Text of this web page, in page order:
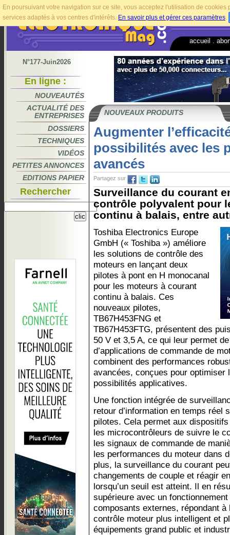
En poursuivant votre navigation sur ce site, vous acceptez l'utilisation de
services adaptés à vos centres d'intérêts. En savoir plus et gérer ces paramètres.
accueil
N°177-Juin2026
En ligne :
NOUVEAUTÉS
ACTUALITÉ DES
ENTREPRISES
DOSSIERS
TECHNIQUES
VIDÉOS
PETITES ANNONCES
EDITIONS PAPIER
Rechercher
NOUVEAUX PRODUITS
Augmenter
possibilités avec les
avancés
Partagez sur
Surveillance du courant
contrôle polyvalent pour
continu à balais, entre
Toshiba Electronics Europe
GmbH (« Toshiba ») améliore
les solutions de contrôle des
moteurs en lançant deux
pilotes à pont en H monocanal
pour les moteurs à courant
continu à balais. Ces
nouveaux pilotes,
TB67H453FNG et
TB67H453FTG, présentent des
50 V et 3,5 A, ce qui leur permet
d’applications de commande de
combinent des performances
avancées, conçues pour optimiser
possibilités applicatives.
Une fonction intégrée de
retour d’information en temps
pilotes. Cela permet aux
les microcontrôleurs de suivre le
les signaux de commande de
les performances du moteur dans
plus, la surveillance du courant
changements de couple et réagir
lorsqu’un seuil est atteint. Il en
supérieure avec un
composants externes, répondant à
contrôle moteur plus intelligent et
équipements grand public et